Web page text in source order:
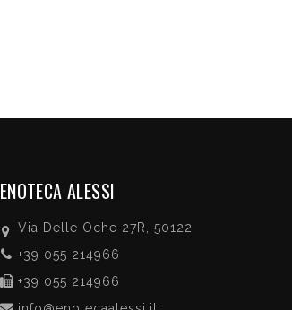
ENOTECA ALESSI
Via Delle Oche 27R, 50122
+39 055 214966
+39 055 214966